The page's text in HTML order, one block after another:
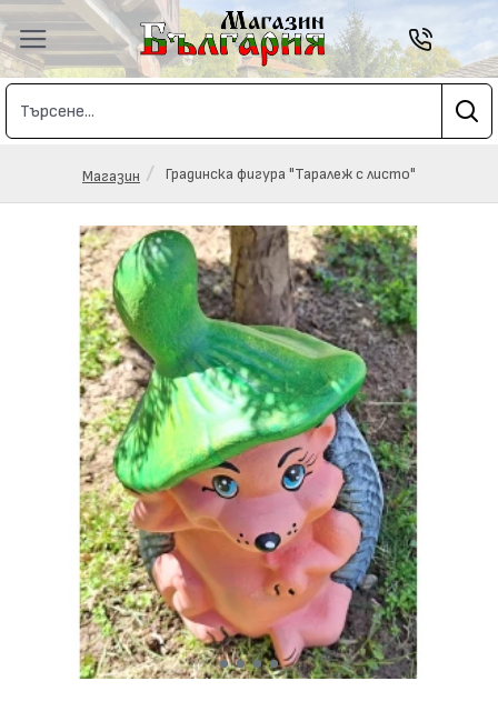
Магазин Градинска фигура "Таралеж с листо"